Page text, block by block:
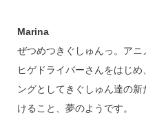
Marina
ぜつめつきぐしゅんっ。アニ
ヒゲドライバーさんをはじ
ングとしてきぐしゅん達の
けること、夢のようです。